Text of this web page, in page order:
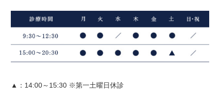
▲：14:00～15:30 ※第一土曜日休診